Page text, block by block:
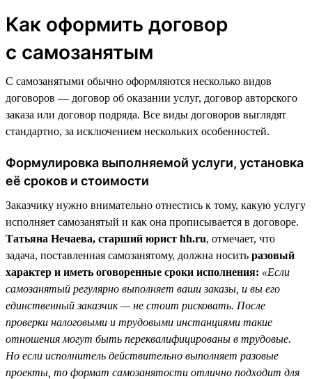
Как оформить договор
с самозанятым
С самозанятыми обычно оформляются несколько видов
договоров — договор об оказании услуг, договор авторского
заказа или договор подряда. Все виды договоров выглядят
стандартно, за исключением нескольких особенностей.
Формулировка выполняемой услуги, установка
её сроков и стоимости
Заказчику нужно внимательно отнестись к тому, какую услугу
исполняет самозанятый и как она прописывается в договоре.
Татьяна Нечаева, старший юрист hh.ru, отмечает, что
задача, поставленная самозанятому, должна носить разовый
характер и иметь оговоренные сроки исполнения: «Если
самозанятый регулярно выполняет ваши заказы, и вы его
единственный заказчик — не стоит рисковать. После
проверки налоговыми и трудовыми инстанциями такие
отношения могут быть переквалифицированы в трудовые.
Но если исполнитель действительно выполняет разовые
проекты, то формат самозанятости отлично подходит для